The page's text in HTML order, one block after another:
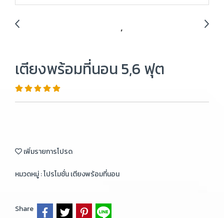
เตียงพร้อมที่นอน 5,6 ฟุต
เพิ่มรายการโปรด
หมวดหมู่ :โปรโมชั่น เตียงพร้อมที่นอน
Share